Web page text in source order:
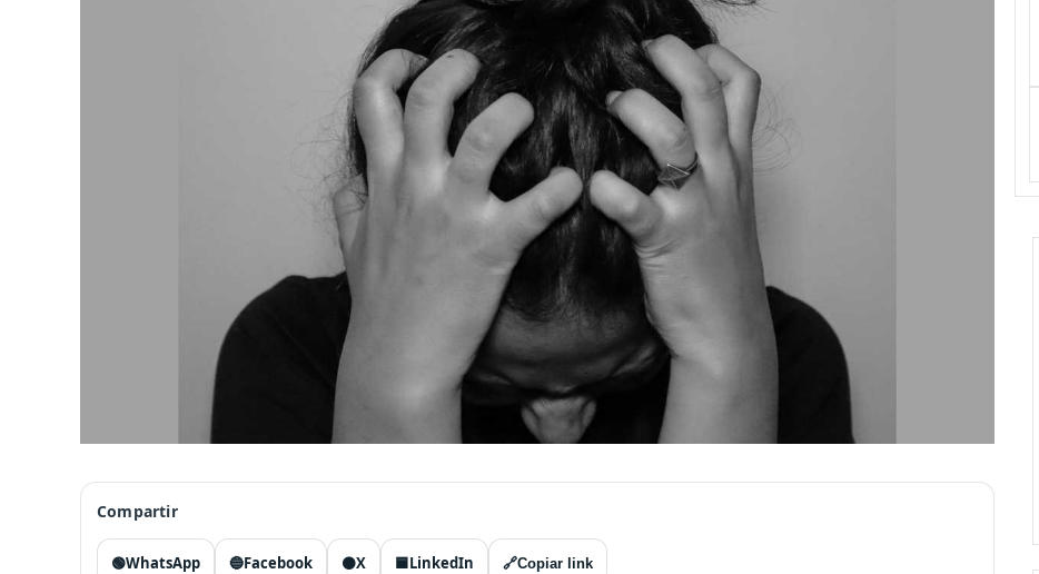
Compartir
🟢WhatsApp 🔵Facebook ⚫X 🟦LinkedIn 🔗Copiar link